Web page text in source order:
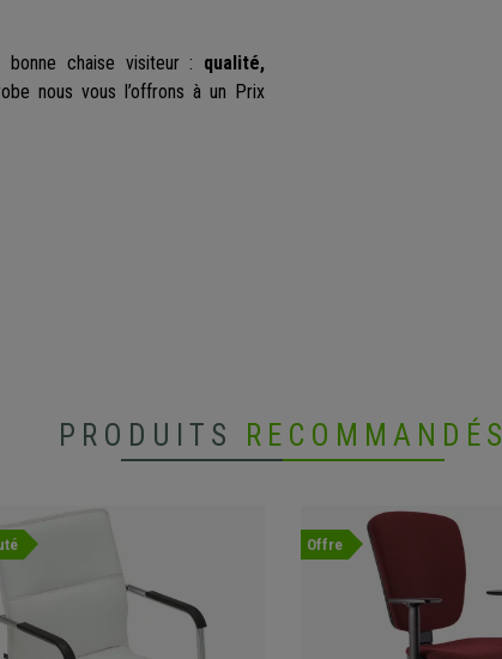
chaise visiteur : qualité,
nous vous l’offrons à un Prix
PRODUITS RECOMMANDÉS
Offre